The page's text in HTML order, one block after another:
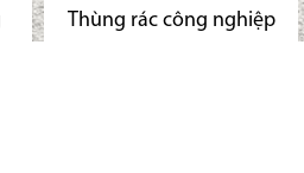
Thùng rác công nghiệp